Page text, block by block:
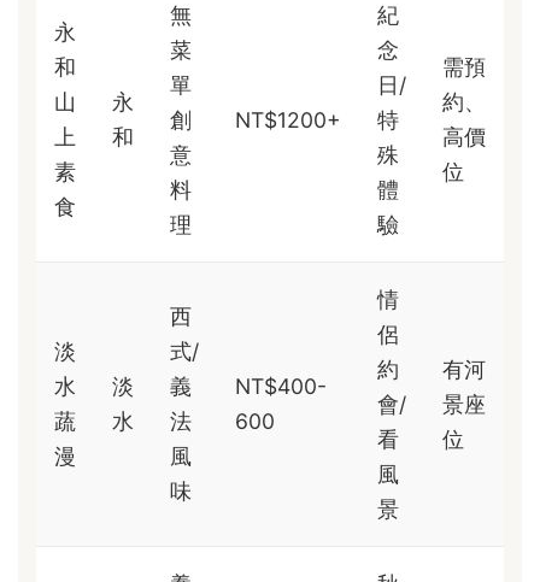
永
和
山
上
素
食
永
和
無
菜
單
創
意
料
理
NT$1200+
紀
念
日/
特
殊
體
驗
需預
約、
高價
位
淡
水
蔬
漫
淡
水
西
式/
義
法
風
味
NT$400-
600
情
侶
約
會/
看
風
景
有河
景座
位